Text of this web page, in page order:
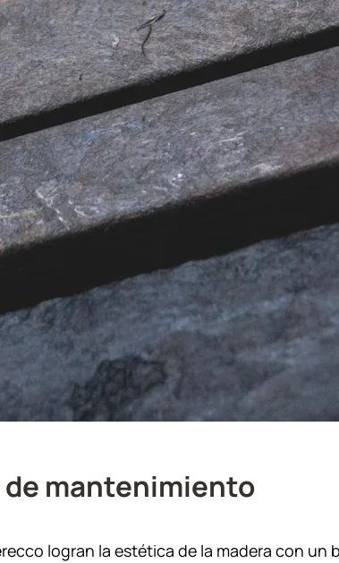
mantenimiento
logran la estética de la madera con un